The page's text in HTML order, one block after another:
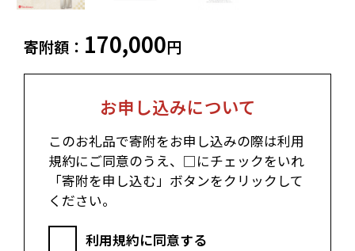
世田谷区（東京都）
輪島市（石川県）加賀市（石川県）
鯖江市（福井県）
若狭町（福井県）
都留市（山梨県） 岐阜県（岐阜県）
高山市（岐阜県）関市（岐阜県）
中津川市（岐阜県）美濃加茂市（岐阜県）
郡上市（岐阜県）
富士市（静岡県）
寄附額： 170,000円
お申し込みについて
このお礼品で寄附をお申し込みの際は利用
規約にご同意のうえ、□にチェックをいれ
「寄附を申し込む」ボタンをクリックして
ください。
利用規約に同意する